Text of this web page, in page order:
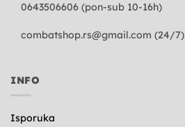
0643506606 (pon-sub 10-16h)
combatshop.rs@gmail.com (24/7)
INFO
Isporuka